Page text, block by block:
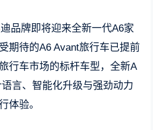
品牌即将迎来全新一代A6家
期待的A6 Avant旅行车已提前
行车市场的标杆车型，全新A
言、智能化升级与强劲动力
体验。